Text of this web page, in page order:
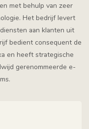
met behulp van zeer
Het bedrijf levert
aan klanten uit
bedient consequent de
en heeft strategische
gerenommeerde e-